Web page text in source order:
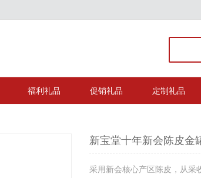
福利礼品 促销礼品 定制礼品
新宝堂十年新会陈皮金
采用新会核心产区陈皮，从采